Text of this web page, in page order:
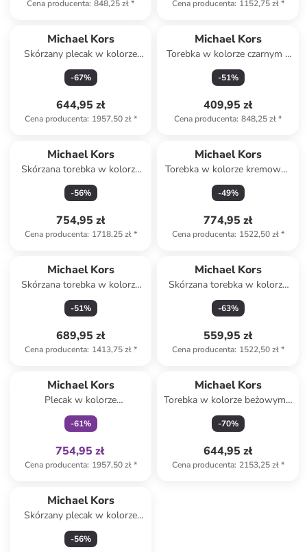
Cena producenta: 848,25 zł* Cena producenta: 1152,75 zł*
Michael Kors
Skórzany plecak w kolorze
granatowym - 30 x 39 x 12
cm
-67%
644,95 zł
Cena producenta: 1957,50 zł*
Michael Kors
Torebka w kolorze czarnym -
17 x 20 x 7 cm
-51%
409,95 zł
Cena producenta: 848,25 zł*
Michael Kors
Skórzana torebka w kolorze
czarnym - 45 x 32 x 13 cm
-56%
754,95 zł
Cena producenta: 1718,25 zł*
Michael Kors
Torebka w kolorze kremowo-
brązowym - 18 x 16 x 10 cm
-49%
774,95 zł
Cena producenta: 1522,50 zł*
Michael Kors
Skórzana torebka w kolorze
czarnym - 27 x 15 x 7 cm
-51%
689,95 zł
Cena producenta: 1413,75 zł*
Michael Kors
Skórzana torebka w kolorze
karmelowym - 24 x 16 x 11
cm
-63%
559,95 zł
Cena producenta: 1522,50 zł*
Michael Kors
Plecak w kolorze
jasnoróżowym - 31 x 25 x 14
cm
-61%
754,95 zł
Cena producenta: 1957,50 zł*
Michael Kors
Torebka w kolorze beżowym -
35 x 27 x 12 cm
-70%
644,95 zł
Cena producenta: 2153,25 zł*
Michael Kors
Skórzany plecak w kolorze
czarnym - 24 x 30 x 13 cm
-56%